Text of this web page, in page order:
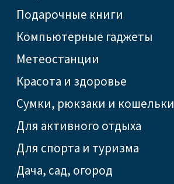
Подарочные книги
Компьютерные гаджеты
Метеостанции
Красота и здоровье
Сумки, рюкзаки и кошельки
Для активного отдыха
Для спорта и туризма
Дача, сад, огород